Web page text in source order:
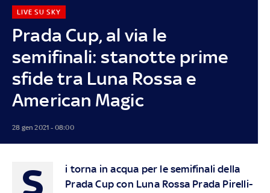
Prada Cup, al via le
semifinali: stanotte prime
sfide tra Luna Rossa e
American Magic
LIVE SU SKY
28 gen 2021 - 08:00
S
i torna in acqua per le semifinali della
Prada Cup con Luna Rossa Prada Pirelli-